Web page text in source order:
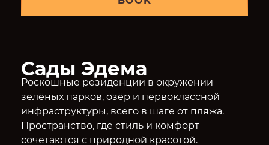
Сады Эдема
Роскошные резиденции в окружении
зелёных парков, озёр и первоклассной
инфраструктуры, всего в шаге от пляжа.
Пространство, где стиль и комфорт
сочетаются с природной красотой.